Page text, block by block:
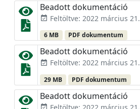
Beadott dokumentáció
event_available Feltöltve: 2022 március 21.
6 MB PDF dokumentum
Beadott dokumentáció
event_available Feltöltve: 2022 március 21.
29 MB PDF dokumentum
Beadott dokumentáció
event_available